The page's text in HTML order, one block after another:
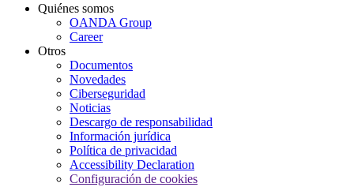
Quiénes somos
OANDA Group
Career
Otros
Documentos
Novedades
Ciberseguridad
Noticias
Descargo de responsabilidad
Información jurídica
Política de privacidad
Accessibility Declaration
Configuración de cookies